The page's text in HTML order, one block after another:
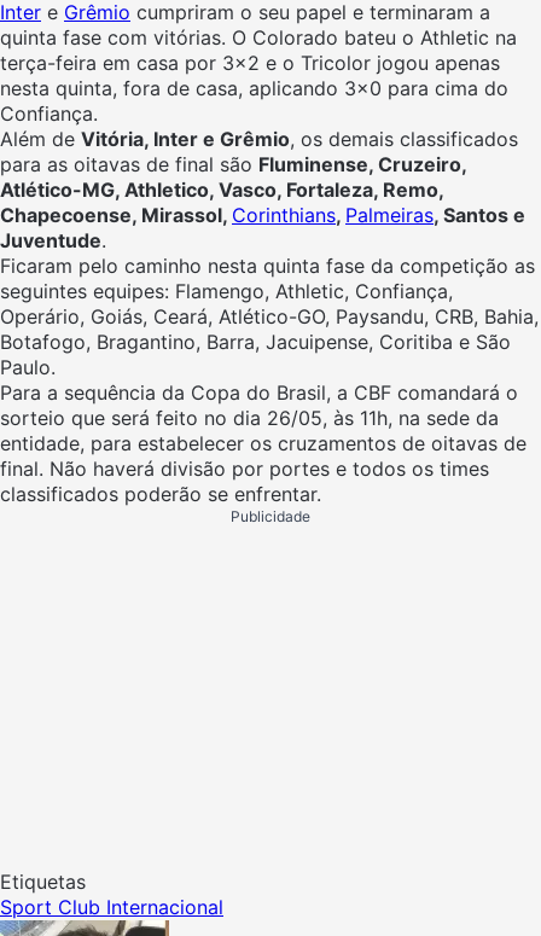
Inter e Grêmio cumpriram o seu papel e terminaram a
quinta fase com vitórias. O Colorado bateu o Athletic na
terça-feira em casa por 3×2 e o Tricolor jogou apenas
nesta quinta, fora de casa, aplicando 3×0 para cima do
Confiança.
Além de Vitória, Inter e Grêmio, os demais classificados
para as oitavas de final são Fluminense, Cruzeiro,
Atlético-MG, Athletico, Vasco, Fortaleza, Remo,
Chapecoense, Mirassol, Corinthians, Palmeiras, Santos e
Juventude.
Ficaram pelo caminho nesta quinta fase da competição as
seguintes equipes: Flamengo, Athletic, Confiança,
Operário, Goiás, Ceará, Atlético-GO, Paysandu, CRB, Bahia,
Botafogo, Bragantino, Barra, Jacuipense, Coritiba e São
Paulo.
Para a sequência da Copa do Brasil, a CBF comandará o
sorteio que será feito no dia 26/05, às 11h, na sede da
entidade, para estabelecer os cruzamentos de oitavas de
final. Não haverá divisão por portes e todos os times
classificados poderão se enfrentar.
Publicidade
Etiquetas
Sport Club Internacional